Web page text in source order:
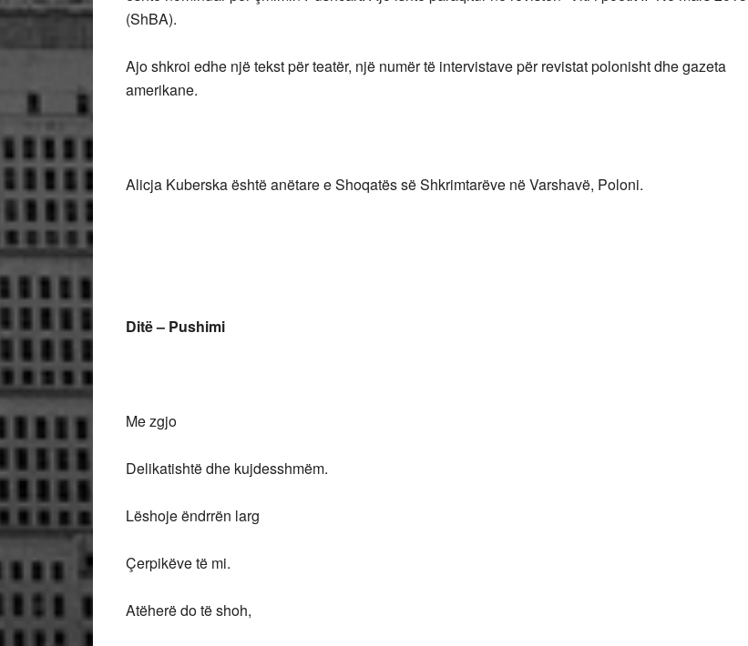
(ShBA).
Ajo shkroi edhe një tekst për teatër, një numër të intervistave për revistat polonisht dhe gazeta
amerikane.
Alicja Kuberska është anëtare e Shoqatës së Shkrimtarëve në Varshavë, Poloni.
Ditë – Pushimi
Me zgjo
Delikatishtë dhe kujdesshmëm.
Lëshoje ëndrrën larg
Çerpikëve të mi.
Atëherë do të shoh,